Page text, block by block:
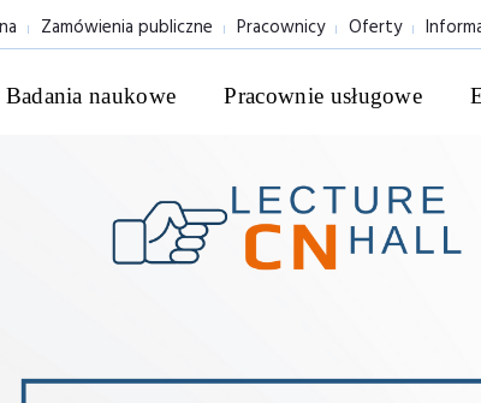
Zamówienia publiczne Pracownicy Oferty
Badania naukowe Pracownie usługowe